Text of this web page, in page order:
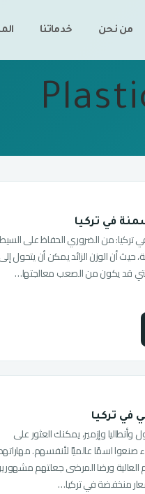
خدماتنا من نحن
في تركيا
تركيا: من الضروري الحفاظ على
حيث أن الوزن الزائد يمكن أن يتحول إلى
قد يكون من الصعب معالجتها…
في تركيا
وإزمير، يمكنك العثور على
اسمًا عالميًا لأنفسهم.
ورضا المرضى جعلتهم
منخفضة في تركيا…